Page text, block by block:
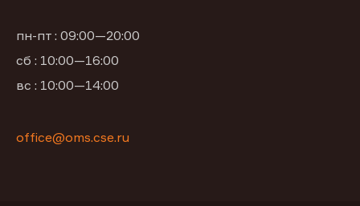
пн-пт : 09:00—20:00
сб : 10:00—16:00
вс : 10:00—14:00
office@oms.cse.ru